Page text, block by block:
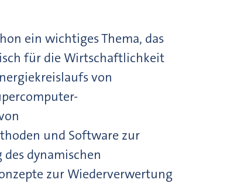
ein wichtiges Thema, das
für die Wirtschaftlichkeit
von
und Software zur
dynamischen
zur Wiederverwertung